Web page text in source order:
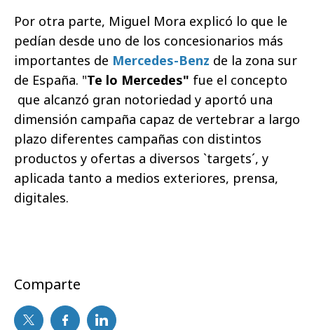
Por otra parte, Miguel Mora explicó lo que le
pedían desde uno de los concesionarios más
importantes de Mercedes-Benz de la zona sur
de España. "Te lo Mercedes" fue el concepto
que alcanzó gran notoriedad y aportó una
dimensión campaña capaz de vertebrar a largo
plazo diferentes campañas con distintos
productos y ofertas a diversos `targets´, y
aplicada tanto a medios exteriores, prensa,
digitales.
Comparte